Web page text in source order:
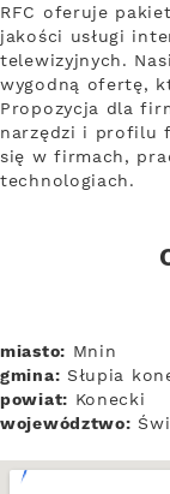
RFC oferuje
jakości usługi
telewizyjnych.
wygodną ofertę,
Propozycja dla
narzędzi i profilu
się w firmach,
technologiach.
miasto: Mnin
gmina: Słupia
powiat: Konecki
województwo: